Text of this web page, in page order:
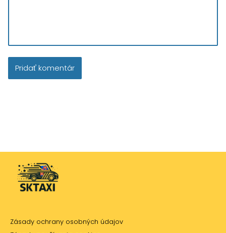
Zásady ochrany osobných údajov